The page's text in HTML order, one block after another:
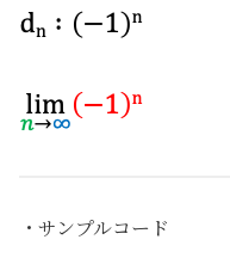
・サンプルコード